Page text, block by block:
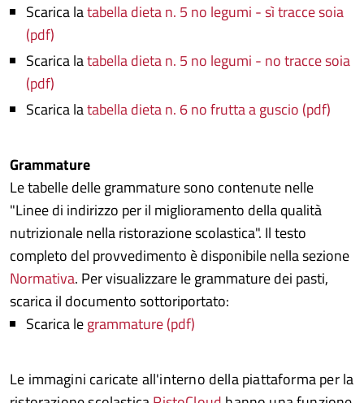
Scarica latabella dieta n. 5 no legumi - sì tracce soia
(pdf)
Scarica latabella dieta n. 5 no legumi - no tracce soia
(pdf)
Scarica latabella dieta n. 6 no frutta a guscio (pdf)
Grammature
Le tabelle delle grammature sono contenute nelle
"Linee di indirizzo per il miglioramento della qualità
nutrizionale nella ristorazione scolastica". Il testo
completo del provvedimento è disponibile nella sezione
Normativa. Per visualizzare le grammature dei pasti,
scarica il documento sottoriportato:
Scarica legrammature (pdf)
Le immagini caricate all'interno della piattaforma per la